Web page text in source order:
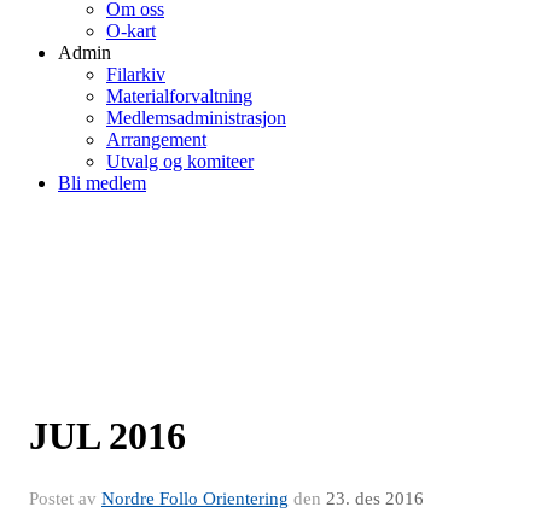
Om oss
O-kart
Admin
Filarkiv
Materialforvaltning
Medlemsadministrasjon
Arrangement
Utvalg og komiteer
Bli medlem
JUL 2016
Postet av Nordre Follo Orientering den 23. des 2016